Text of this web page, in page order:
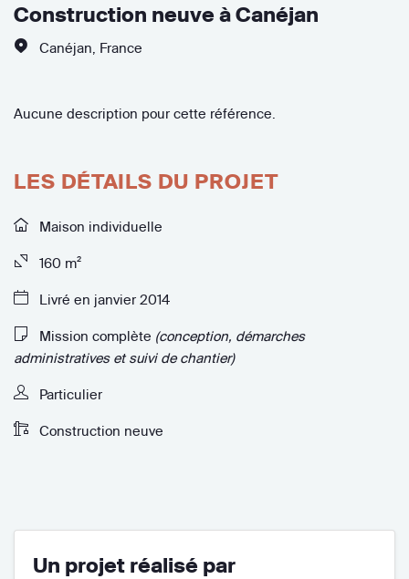
Construction neuve à Canéjan
Canéjan France
Aucune description pour cette référence.
LES DÉTAILS DU PROJET
Maison individuelle
160 m²
Livré en janvier 2014
Mission complète (conception, démarches
administratives et suivi de chantier)
Particulier
Construction neuve
Un projet réalisé par